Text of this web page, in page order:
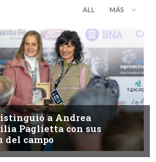
ALL MÁS
a Andrea
Paglietta con sus
del campo